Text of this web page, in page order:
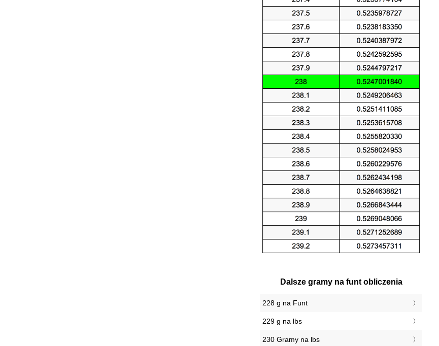
Dalsze gramy na funt obliczenia
228 g na Funt
229 g na lbs
230 Gramy na lbs